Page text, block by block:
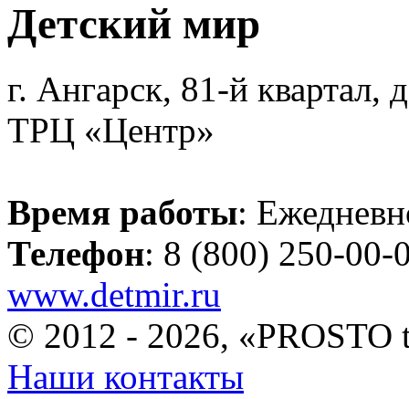
Детский мир
г. Ангарск, 81-й квартал,
ТРЦ «Центр»
Время работы:
Телефон: 8 (800) 250-00-
www.detmir.ru
© 2012 - 2026, «PROSTO
Наши контакты